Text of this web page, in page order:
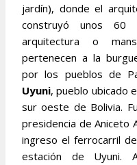
jardín), donde el
construyó unos 60
arquitectura o
pertenecen a la
por los pueblos de
Uyuni, pueblo ubicado
sur oeste de Bolivia.
presidencia de Aniceto
ingreso el ferrocarril
estación de Uyuni.